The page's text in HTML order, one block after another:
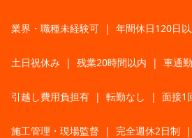
業界・職種未経験可 | 年間休日120日
土日祝休み | 残業20時間以内 | 車通
引越し費用負担有 | 転勤なし | 面接1
施工管理・現場監督 | 完全週休2日制 |